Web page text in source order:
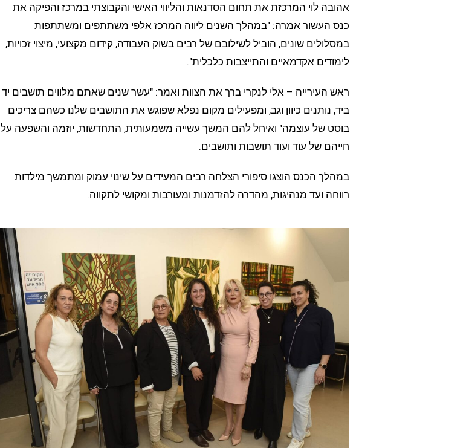
אהובה לוי המרכזת את תחום הסדנאות והליווי האישי והקבוצתי במרכז והפיקה את
כנס העשור אמרה: "במהלך השנים ליווה המרכז אלפי משתתפים ומשתתפות
במסלולים שונים, הוביל לשילובם של רבים בשוק העבודה, קידום מקצועי, מיצוי זכויות,
לימודים אקדמאיים והתייצבות כלכלית".
ראש העירייה – אלי לנקרי ברך את הצוות ואמר: "עשר שנים שאתם מלווים תושבים יד
ביד, נותנים כיוון וגב, ומפעילים מקום נפלא שפוגש את התושבים שלנו כשהם צריכים
בוסט של עוצמה" ואיחל להם המשך עשייה משמעותית, התחדשות, יוזמה והשפעה על
חייהם של עוד ועוד תושבות ותושבים.
במהלך הכנס הוצגו סיפורי הצלחה רבים המעידים על שינוי עמוק ומתמשך מילדות
רווחה ועד מנהיגות, מהדרה להזדמנות ומעורבות ומקושי לתקווה.